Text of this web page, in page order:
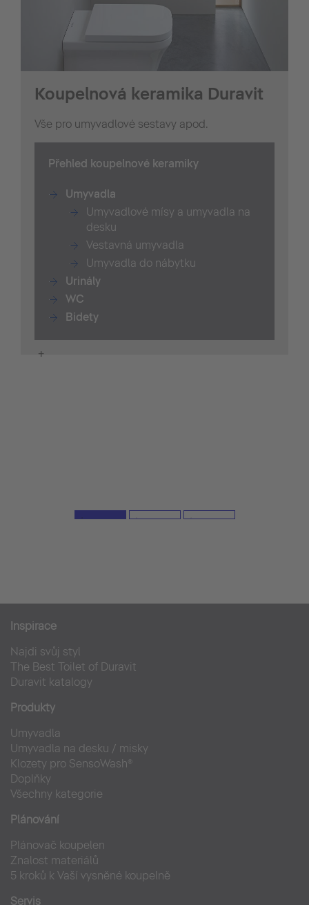
Koupelnová keramika Duravit
Vše pro umyvadlové sestavy apod.
Přehled koupelnové keramiky
Umyvadla
Umyvadlové mísy a umyvadla na
desku
Vestavná umyvadla
Umyvadla do nábytku
Urinály
WC
Bidety
Inspirace
Najdi svůj styl
The Best Toilet of Duravit
Duravit katalogy
Produkty
Umyvadla
Umyvadla na desku / misky
Klozety pro SensoWash®
Doplňky
Všechny kategorie
Plánování
Plánovač koupelen
Znalost materiálů
5 kroků k Vaší vysněné koupelně
Servis